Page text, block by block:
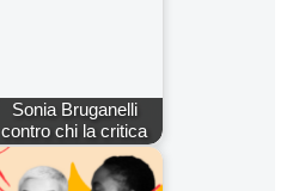
Sonia Bruganelli
contro chi la critica